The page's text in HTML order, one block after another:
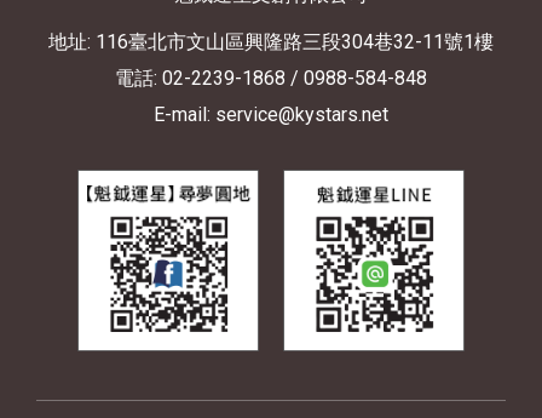
地址: 116臺北市文山區興隆路三段304巷32-11號1樓
電話: 02-2239-1868 / 0988-584-848
E-mail: service@kystars.net